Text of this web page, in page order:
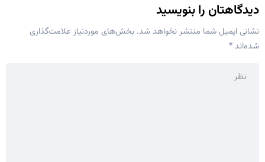
دیدگاهتان را بنویسید
نشانی ایمیل شما منتشر نخواهد شد. بخش‌های موردنیاز علامت‌گذاری
شده‌اند*